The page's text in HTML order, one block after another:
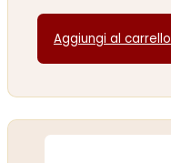
Aggiungi al carrello